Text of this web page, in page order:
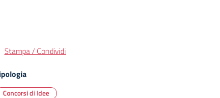
Stampa / Condividi
Concorsi di Idee